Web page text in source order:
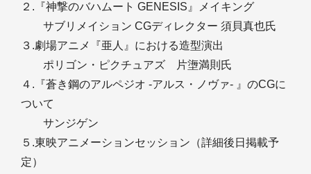
２.『神撃のバハムート GENESIS』メイキング
サブリメイション CGディレクター 須貝真也氏
３.劇場アニメ『亜人』における造型演出
ポリゴン・ピクチュアズ 片塰満則氏
４.『蒼き鋼のアルペジオ -アルス・ノヴァ- 』のCGに
ついて
サンジゲン
５.東映アニメーションセッション（詳細後日掲載予
定）